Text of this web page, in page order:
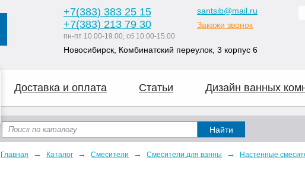
+7(383) 383 25 15
+7(383) 213 79 30
пн-пт 10.00-19.00, сб 10.00-15.00
santsib@mail.ru
Закажи звонок
Новосибирск, Комбинатский переулок, 3 корпус 6
Доставка и оплата Статьи Дизайн ванных
Главная → Каталог → Смесители → Смесители для ванны → Настенные